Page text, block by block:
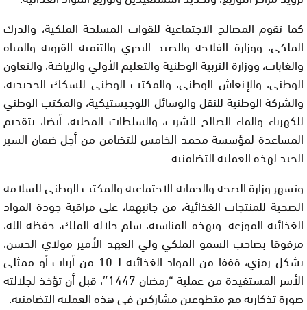
كما تقوم المصالح الاجتماعية للقوات المسلحة الملكية، والدرك
الملكي، ووزارة الفلاحة والصيد البحري والتنمية القروية والمياه
والغابات، ووزارة التربية الوطنية والتعليم الأولي والرياضة، والتعاون
الوطني، والإنعاش الوطني، والمكتب الوطني للسكك الحديدية،
والشركة الوطنية للنقل والوسائل اللوجيستيكية، والمكتب الوطني
للكهرباء والماء الصالح للشرب، والسلطات المحلية، أيضا، بتقديم
المساعدة لمؤسسة محمد الخامس للتضامن من أجل ضمان السير
الجيد لهذه العملية التضامنية.
وتسهر وزارة الصحة والحماية الاجتماعية والمكتب الوطني للسلامة
الصحية للمنتجات الغذائية، من جانبهما، على مراقبة جودة المواد
الغذائية الموزعة. وبهذه المناسبة، سلم جلالة الملك، حفظه الله،
مرفوقا بصاحب السمو الملكي ولي العهد الأمير مولاي الحسن،
بشكل رمزي، قففا من المواد الغذائية لـ 10 من أرباب أو ممثلي
الأسر المستفيدة من عملية “رمضان 1447″، قبل أن تؤخذ لجلالته
صورة تذكارية مع متطوعين مشاركين في هذه العملية التضامنية.